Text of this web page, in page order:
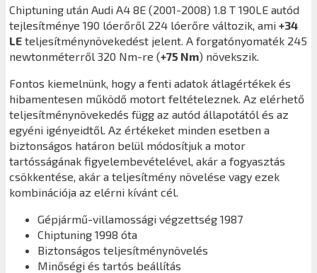
Chiptuning után Audi A4 8E (2001-2008) 1.8 T 190LE autód
tejlesítménye 190 lóerőről 224 lóerőre változik, ami +34
LE teljesítménynövekedést jelent. A forgatónyomaték 245
newtonméterről 320 Nm-re (+75 Nm) növekszik.
Fontos kiemelnünk, hogy a fenti adatok átlagértékek és
hibamentesen működő motort feltételeznek. Az elérhető
teljesítménynövekedés függ az autód állapotától és az
egyéni igényeidtől. Az értékeket minden esetben a
biztonságos határon belül módosítjuk a motor
tartósságának figyelembevételével, akár a fogyasztás
csökkentése, akár a teljesítmény növelése vagy ezek
kombinációja az elérni kívánt cél.
Gépjármű-villamossági végzettség 1987
Chiptuning 1998 óta
Biztonságos teljesítménynövelés
Minőségi és tartós beállítás